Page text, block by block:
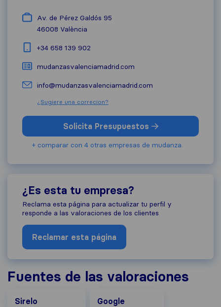
Av. de Pérez Galdós 95
46008 València
+34 658 139 902
mudanzasvalenciamadrid.com
info@mudanzasvalenciamadrid.com
¿Sugiere una correcion?
Solicita Presupuestos
+ comparar con 4 otras empresas de mudanza.
¿Es esta tu empresa?
Reclama esta página para actualizar tu perfil y
responde a las valoraciones de los clientes
Reclamar esta página
Fuentes de las valoraciones
Sirelo
Google